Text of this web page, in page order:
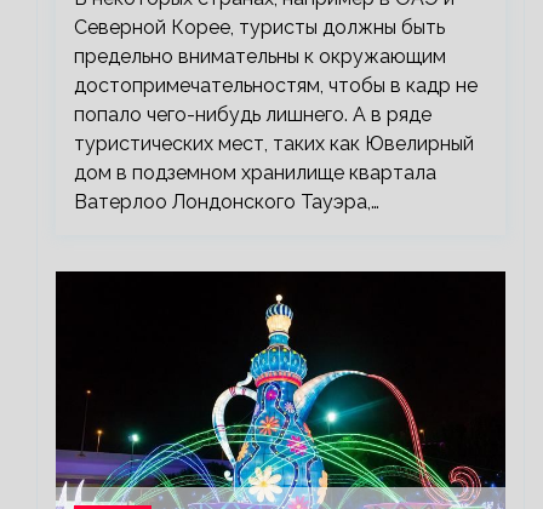
Северной Корее, туристы должны быть
предельно внимательны к окружающим
достопримечательностям, чтобы в кадр не
попало чего-нибудь лишнего. А в ряде
туристических мест, таких как Ювелирный
дом в подземном хранилище квартала
Ватерлоо Лондонского Тауэра,…